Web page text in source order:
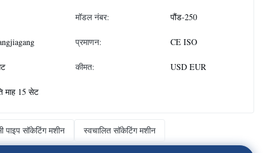
मॉडल नंबर: पौंड-250
प्रमाणन: CE ISO
कीमत: USD EUR
माह 15 सेट
पाइप सॉकेटिंग मशीन स्वचालित सॉकेटिंग मशीन